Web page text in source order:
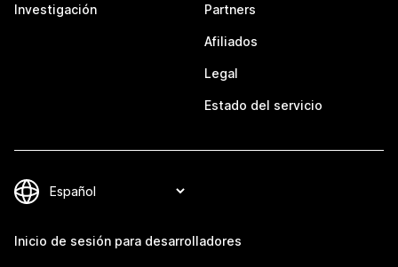
Investigación Partners
Afiliados
Legal
Estado del servicio
Inicio de sesión para desarrolladores